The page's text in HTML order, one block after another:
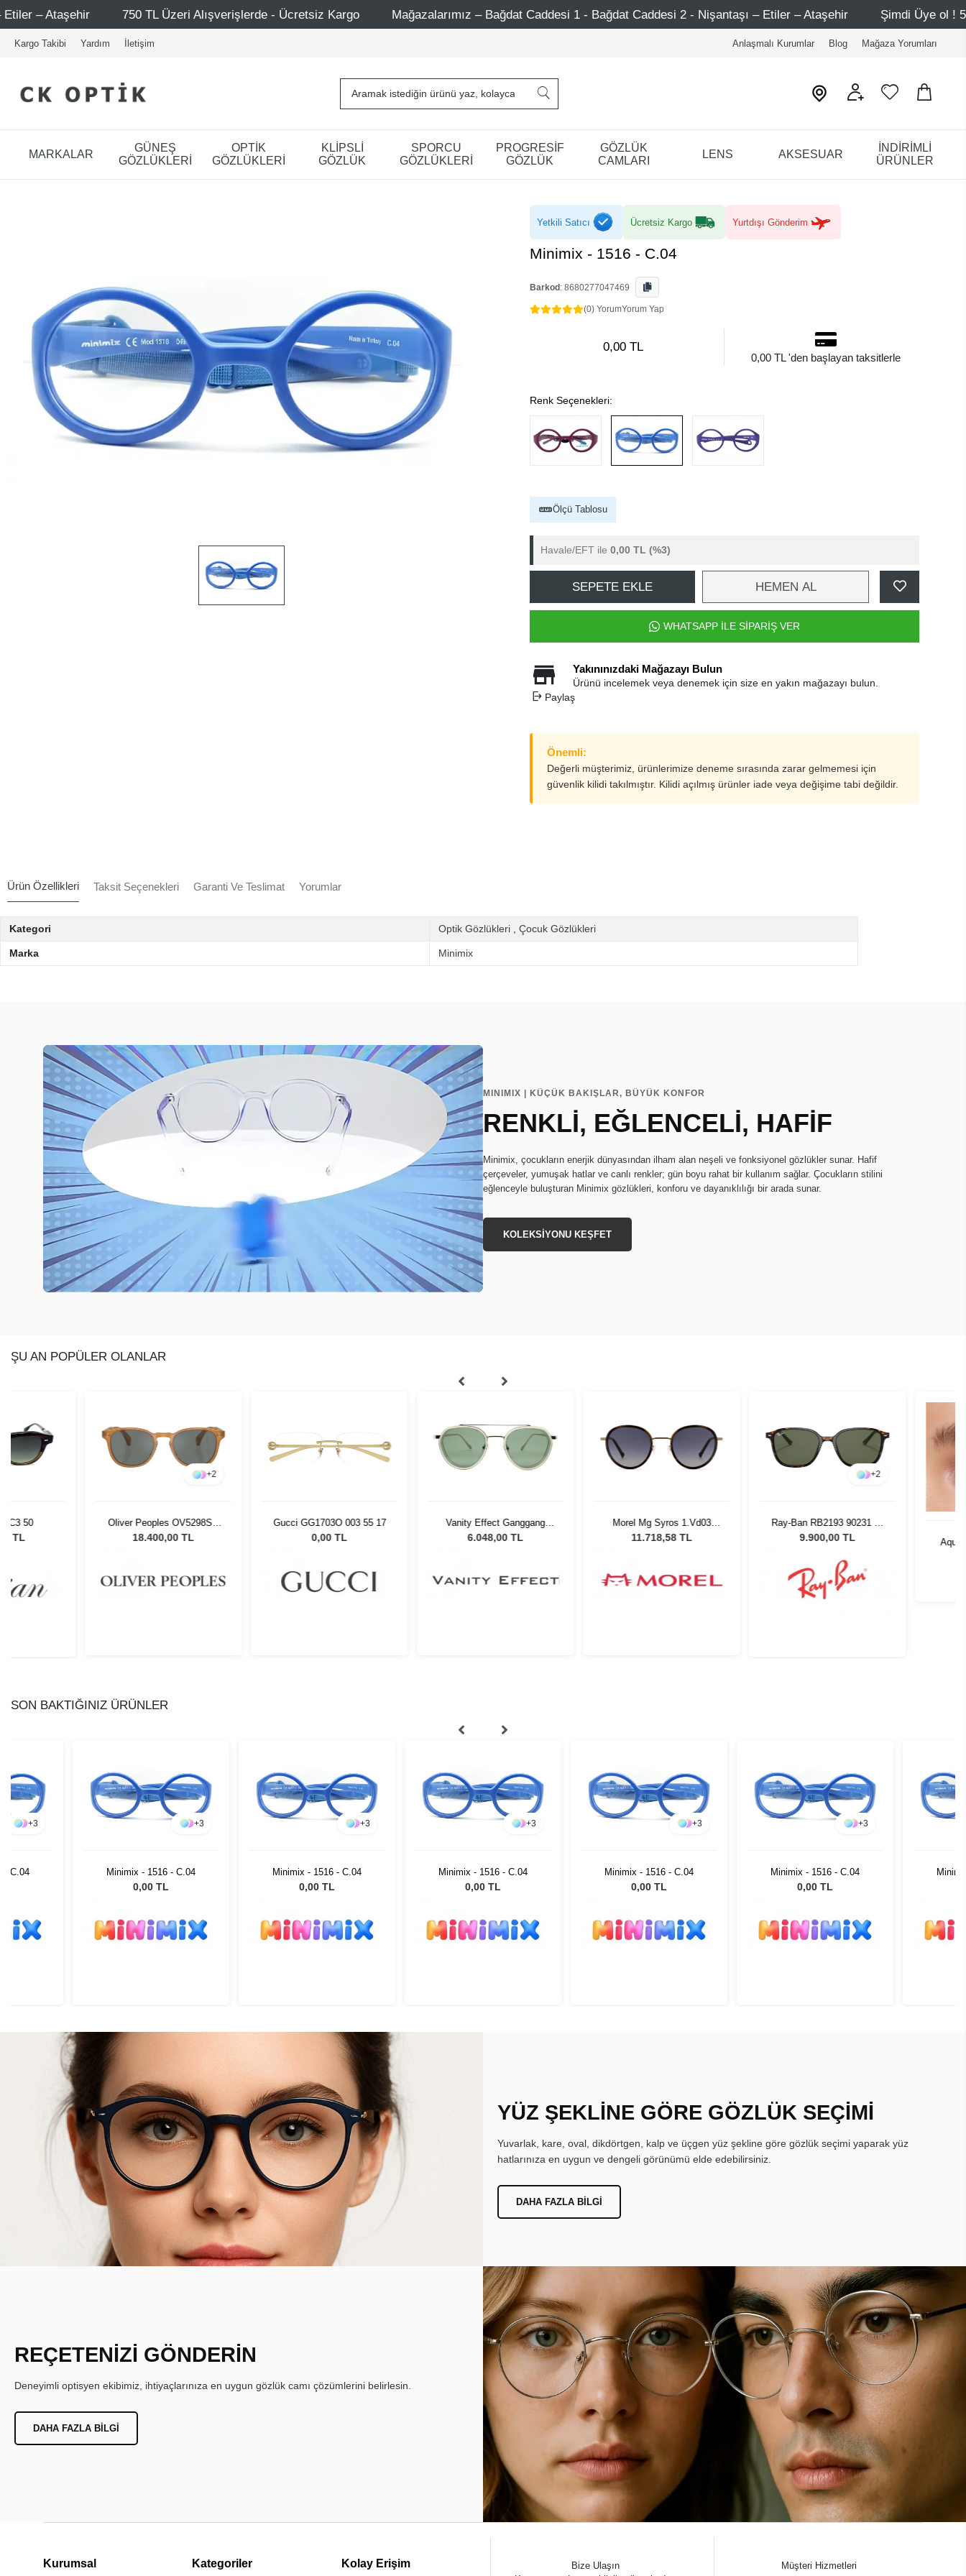
750 TL Üzeri Alışverişlerde - Ücretsiz Kargo Mağazalarımız – Bağdat Caddesi 1 - Bağdat Caddesi 2 - Nişantaşı – Etiler – Ataşehir Şimdi Üye ol ! 5000 TL üzeri ilk
Kargo Takibi Yardım İletişim Anlaşmalı Kurumlar Blog Mağaza Yorumları
MARKALAR
GÜNEŞ
GÖZLÜKLERİ
OPTİK
GÖZLÜKLERİ
KLİPSLİ
GÖZLÜK
SPORCU
GÖZLÜKLERİ
PROGRESİF
GÖZLÜK
GÖZLÜK
CAMLARI
LENS AKSESUAR
İNDİRİMLİ
ÜRÜNLER
Yetkili Satıcı Ücretsiz Kargo Yurtdışı Gönderim
Minimix - 1516 - C.04
Barkod : 8680277047469
(0) YorumYorum Yap
0,00 TL
0,00 TL 'den başlayan taksitlerle
Renk Seçenekleri:
Ölçü Tablosu
Havale/EFT ile 0,00 TL (%3)
SEPETE EKLE HEMEN AL
WHATSAPP İLE SİPARİŞ VER
Yakınınızdaki Mağazayı Bulun
Ürünü incelemek veya denemek için size en yakın mağazayı bulun.
Paylaş
Önemli:
Değerli müşterimiz, ürünlerimize deneme sırasında zarar gelmemesi için
güvenlik kilidi takılmıştır. Kilidi açılmış ürünler iade veya değişime tabi değildir.
Ürün Özellikleri Taksit Seçenekleri Garanti Ve Teslimat Yorumlar
Kategori Optik Gözlükleri Çocuk Gözlükleri
Marka Minimix
MINIMIX | KÜÇÜK BAKIŞLAR, BÜYÜK KONFOR
RENKLİ, EĞLENCELİ, HAFİF
Minimix, çocukların enerjik dünyasından ilham alan neşeli ve fonksiyonel gözlükler sunar. Hafif
çerçeveler, yumuşak hatlar ve canlı renkler; gün boyu rahat bir kullanım sağlar. Çocukların stilini
eğlenceyle buluşturan Minimix gözlükleri, konforu ve dayanıklılığı bir arada sunar.
KOLEKSİYONU KEŞFET
ŞU AN POPÜLER OLANLAR
50
+2
Oliver Peoples OV5298SU
1578W5 53 Unisex Güneş
18.400,00 TL
Gucci GG1703O 003 55 17
0,00 TL
Vanity Effect Ganggang
FLSH Kadın Güneş Gözlüğü
6.048,00 TL
Morel Mg Syros 1.Vd03
5022
11.718,58 TL
+2
Ray-Ban RB2193 90231 53
Unisex Güneş Gözlüğü
9.900,00 TL
SON BAKTIĞINIZ ÜRÜNLER
+3
- C.04
+3
Minimix - 1516 - C.04
0,00 TL
+3
Minimix - 1516 - C.04
0,00 TL
+3
Minimix - 1516 - C.04
0,00 TL
+3
Minimix - 1516 - C.04
0,00 TL
+3
Minimix - 1516 - C.04
0,00 TL
YÜZ ŞEKLİNE GÖRE GÖZLÜK SEÇİMİ
Yuvarlak, kare, oval, dikdörtgen, kalp ve üçgen yüz şekline göre gözlük seçimi yaparak yüz
hatlarınıza en uygun ve dengeli görünümü elde edebilirsiniz.
DAHA FAZLA BILGI
REÇETENİZİ GÖNDERİN
Deneyimli optisyen ekibimiz, ihtiyaçlarınıza en uygun gözlük camı çözümlerini belirlesin.
DAHA FAZLA BILGI
Kurumsal Kategoriler Kolay Erişim
Bize Ulaşın
Müşteri Hizmetleri